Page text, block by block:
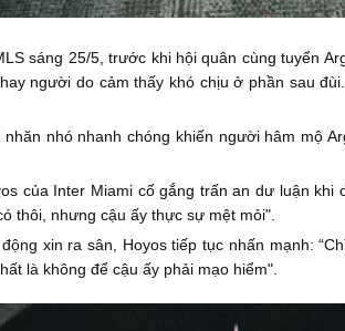
sáng 25/5, trước khi hội quân cùng tuyển
người do cảm thấy khó chịu ở phần sau
nhó nhanh chóng khiến người hâm mộ
của Inter Miami cố gắng trấn an dư luận
thôi, nhưng cậu ấy thực sự mệt mỏi".
xin ra sân, Hoyos tiếp tục nhấn mạnh:
là không để cậu ấy phải mạo hiểm".